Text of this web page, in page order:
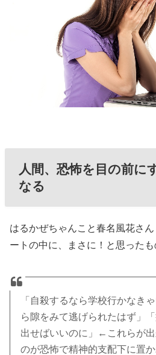
人間、恐怖を目の前に
なる
はるかぜちゃんこと春名風花さ
ートの中に、まさに！と思ったも
「自殺するなら学校行かなき
ら隙をみて逃げられたはず」
出せばいいのに」←これらが
のが恐怖で精神的支配下に置